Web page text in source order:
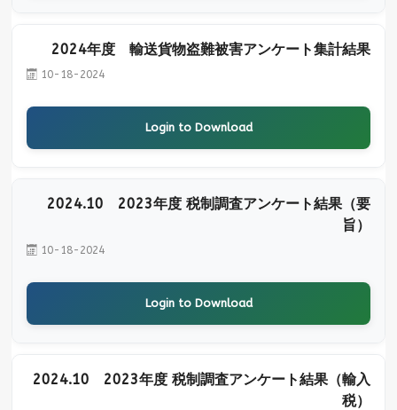
2024年度 輸送貨物盗難被害アンケート集計結果
10-18-2024
Login to Download
2024.10 2023年度 税制調査アンケート結果（要
旨）
10-18-2024
Login to Download
2024.10 2023年度 税制調査アンケート結果（輸入
税）